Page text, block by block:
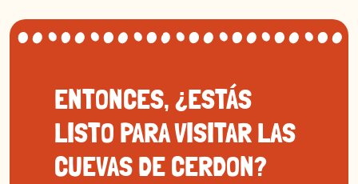
ENTONCES, ¿ESTÁS
LISTO PARA VISITAR LAS
CUEVAS DE CERDON?